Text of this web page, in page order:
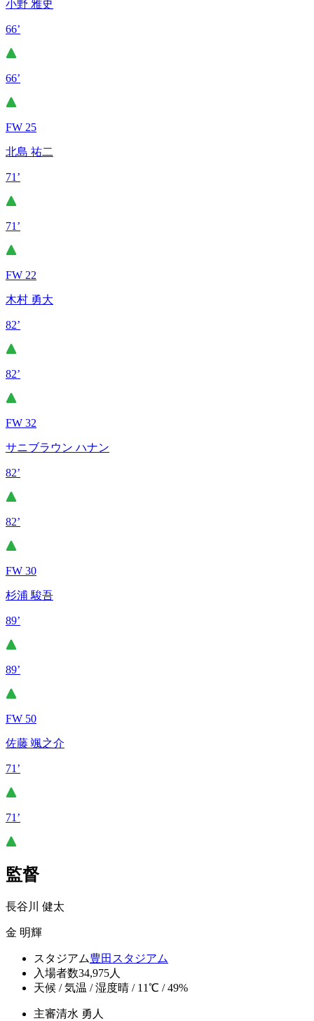
小野 雅史
66’
66’
FW 25
北島 祐二
71’
71’
FW 22
木村 勇大
82’
82’
FW 32
サニブラウン ハナン
82’
82’
FW 30
杉浦 駿吾
89’
89’
FW 50
佐藤 颯之介
71’
71’
監督
長谷川 健太
金 明輝
スタジアム豊田スタジアム
入場者数34,975人
天候 / 気温 / 湿度晴 / 11℃ / 49%
主審清水 勇人